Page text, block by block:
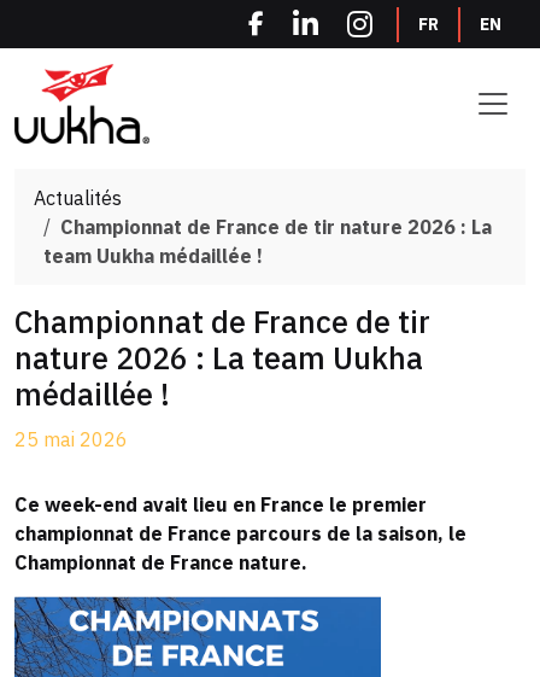
FR EN
Actualités
Championnat de France de tir nature 2026 : La
team Uukha médaillée !
Championnat de France de tir
nature 2026 : La team Uukha
médaillée !
25 mai 2026
Ce week-end avait lieu en France le premier
championnat de France parcours de la saison, le
Championnat de France nature.
Panneau de gestion des cookies